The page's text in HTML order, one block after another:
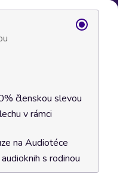
členskou slevou
v rámci
na Audiotéce
s rodinou